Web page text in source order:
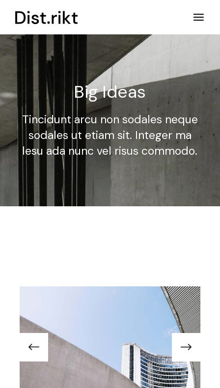
Big Ideas
Tincidunt arcu non sodales neque
sodales ut etiam sit. Integer ma
lesu ada nunc vel risus commodo.